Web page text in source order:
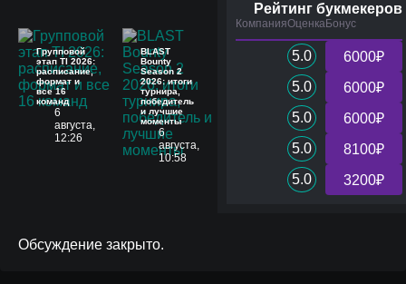
Групповой
этап TI 2026:
расписание,
формат и
все 16
команд
6
августа,
12:26
BLAST
Bounty
Season 2
2026: итоги
турнира,
победитель
и лучшие
моменты
6
августа,
10:58
Обсуждение закрыто.
Рейтинг букмекеров
КомпанияОценкаБонус
5.0
6000₽
5.0
6000₽
5.0
6000₽
5.0
8100₽
5.0
3200₽